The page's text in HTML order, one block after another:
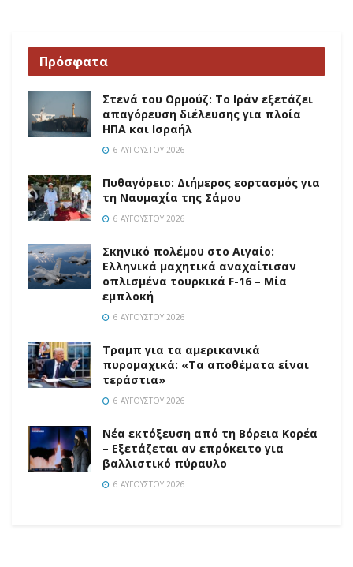
Πρόσφατα
Στενά του Ορμούζ: Το Ιράν εξετάζει
απαγόρευση διέλευσης για πλοία
ΗΠΑ και Ισραήλ
6 ΑΥΓΟΎΣΤΟΥ 2026
Πυθαγόρειο: Διήμερος εορτασμός για
τη Ναυμαχία της Σάμου
6 ΑΥΓΟΎΣΤΟΥ 2026
Σκηνικό πολέμου στο Αιγαίο:
Ελληνικά μαχητικά αναχαίτισαν
οπλισμένα τουρκικά F-16 – Μία
εμπλοκή
6 ΑΥΓΟΎΣΤΟΥ 2026
Τραμπ για τα αμερικανικά
πυρομαχικά: «Τα αποθέματα είναι
τεράστια»
6 ΑΥΓΟΎΣΤΟΥ 2026
Νέα εκτόξευση από τη Βόρεια Κορέα
– Εξετάζεται αν επρόκειτο για
βαλλιστικό πύραυλο
6 ΑΥΓΟΎΣΤΟΥ 2026